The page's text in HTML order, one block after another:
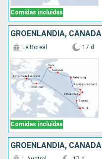
Comidas incluidas
GROENLANDIA, CANADÁ
Comidas incluidas
Le Boreal 17 d
GROENLANDIA, CANADÁ